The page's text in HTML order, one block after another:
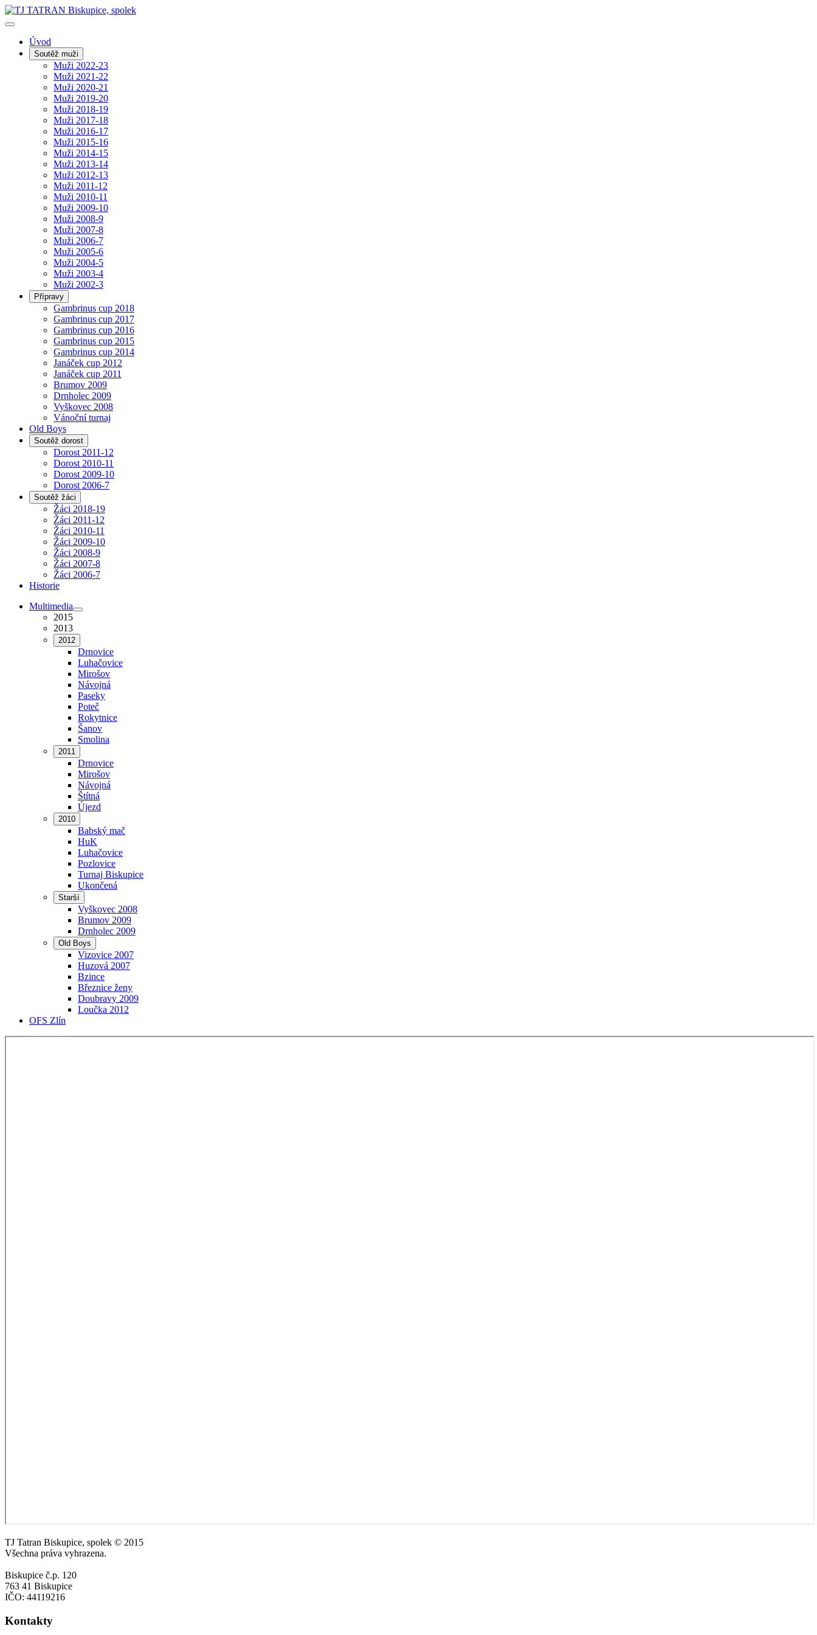
Úvod
Soutěž muži
Muži 2022-23
Muži 2021-22
Muži 2020-21
Muži 2019-20
Muži 2018-19
Muži 2017-18
Muži 2016-17
Muži 2015-16
Muži 2014-15
Muži 2013-14
Muži 2012-13
Muži 2011-12
Muži 2010-11
Muži 2009-10
Muži 2008-9
Muži 2007-8
Muži 2006-7
Muži 2005-6
Muži 2004-5
Muži 2003-4
Muži 2002-3
Přípravy
Gambrinus cup 2018
Gambrinus cup 2017
Gambrinus cup 2016
Gambrinus cup 2015
Gambrinus cup 2014
Janáček cup 2012
Janáček cup 2011
Brumov 2009
Drnholec 2009
Vyškovec 2008
Vánoční turnaj
Old Boys
Soutěž dorost
Dorost 2011-12
Dorost 2010-11
Dorost 2009-10
Dorost 2006-7
Soutěž žáci
Žáci 2018-19
Žáci 2011-12
Žáci 2010-11
Žáci 2009-10
Žáci 2008-9
Žáci 2007-8
Žáci 2006-7
Historie
Multimedia
2015
2013
2012
Drnovice
Luhačovice
Mirošov
Návojná
Paseky
Poteč
Rokytnice
Šanov
Smolina
2011
Drnovice
Mirošov
Návojná
Štítná
Újezd
2010
Babský mač
HuK
Luhačovice
Pozlovice
Turnaj Biskupice
Ukončená
Starší
Vyškovec 2008
Brumov 2009
Drnholec 2009
Old Boys
Vizovice 2007
Huzová 2007
Bzince
Březnice ženy
Doubravy 2009
Loučka 2012
OFS Zlín
TJ Tatran Biskupice, spolek © 2015
Všechna práva vyhrazena.
Biskupice č.p. 120
763 41 Biskupice
IČO: 44119216
Kontakty